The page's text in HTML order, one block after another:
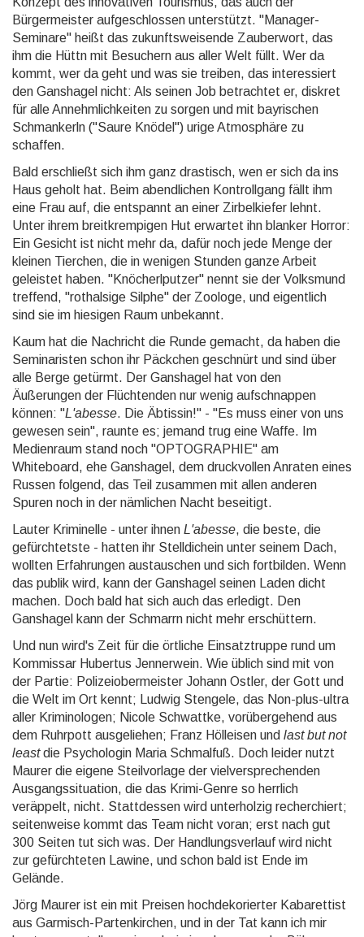
Bürgermeister aufgeschlossen unterstützt. "Manager-
Seminare" heißt das zukunfts­weisende Zauberwort, das
ihm die Hüttn mit Besuchern aus aller Welt füllt. Wer da
kommt, wer da geht und was sie treiben, das interessiert
den Ganshagel nicht: Als seinen Job betrachtet er, diskret
für alle Annehm­lich­keiten zu sorgen und mit bayrischen
Schmankerln ("Saure Knödel") urige Atmosphäre zu
schaffen.
Bald erschließt sich ihm ganz drastisch, wen er sich da ins
Haus geholt hat. Beim abendlichen Kontrollgang fällt ihm
eine Frau auf, die entspannt an einer Zirbelkiefer lehnt.
Unter ihrem breitkrempigen Hut erwartet ihn blanker Horror:
Ein Gesicht ist nicht mehr da, dafür noch jede Menge der
kleinen Tierchen, die in wenigen Stunden ganze Arbeit
geleistet haben. "Knöcherlputzer" nennt sie der Volksmund
treffend, "rothalsige Silphe" der Zoologe, und eigentlich
sind sie im hiesigen Raum unbekannt.
Kaum hat die Nachricht die Runde gemacht, da haben die
Seminaristen schon ihr Päckchen geschnürt und sind über
alle Berge getürmt. Der Ganshagel hat von den
Äußerungen der Flüchtenden nur wenig aufschnappen
können: "L'abesse. Die Äbtissin!" - "Es muss einer von uns
gewesen sein", raunte es; jemand trug eine Waffe. Im
Medienraum stand noch "OPTOGRAPHIE" am
Whiteboard, ehe Ganshagel, dem druckvollen Anraten eines
Russen folgend, das Teil zusammen mit allen anderen
Spuren noch in der nämlichen Nacht beseitigt.
Lauter Kriminelle - unter ihnen L'abesse, die beste, die
gefürchtetste - hatten ihr Stelldichein unter seinem Dach,
wollten Erfahrungen austauschen und sich fortbilden. Wenn
das publik wird, kann der Ganshagel seinen Laden dicht
machen. Doch bald hat sich auch das erledigt. Den
Ganshagel kann der Schmarrn nicht mehr erschüttern.
Und nun wird's Zeit für die örtliche Einsatztruppe rund um
Kommissar Hubertus Jennerwein. Wie üblich sind mit von
der Partie: Polizei­ober­meister Johann Ostler, der Gott und
die Welt im Ort kennt; Ludwig Stengele, das Non-plus-ultra
aller Kriminologen; Nicole Schwattke, vorübergehend aus
dem Ruhrpott ausgeliehen; Franz Hölleisen und last but not
leastdie Psychologin Maria Schmalfuß. Doch leider nutzt
Maurer die eigene Steilvorlage der viel­ver­sprechen­den
Ausgangs­situation, die das Krimi-Genre so herrlich
veräppelt, nicht. Stattdessen wird unterholzig recherchiert;
seitenweise kommt das Team nicht voran; erst nach gut
300 Seiten tut sich was. Der Handlungs­verlauf wird nicht
zur gefürchteten Lawine, und schon bald ist Ende im
Gelände.
Jörg Maurer ist ein mit Preisen hoch­dekorierter Kabarettist
aus Garmisch-Partenkirchen, und in der Tat kann ich mir